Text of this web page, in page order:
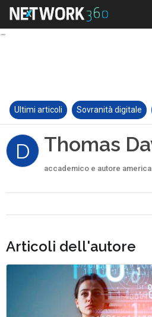
Ultimi articoli Sovranità digitale
D Thomas
accademico e autore
Articoli dell'autore